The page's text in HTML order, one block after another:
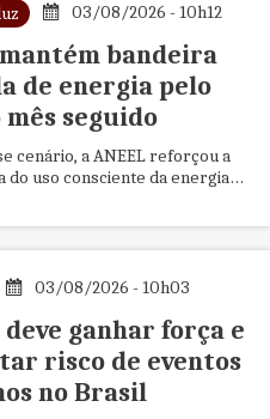
03/08/2026 - 10h12
mantém bandeira
de energia pelo
seguido
cenário, a ANEEL reforçou a
do uso consciente da energia
03/08/2026 - 10h03
deve ganhar força e
risco de eventos
no Brasil